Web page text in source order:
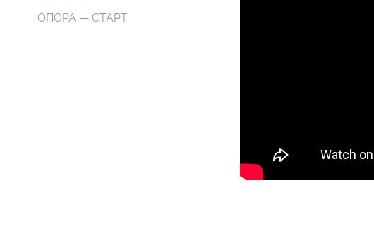
ОПОРА — СТАРТ